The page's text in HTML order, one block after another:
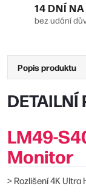
14 DNÍ
bez udání
Popis produktu
DETAILNÍ
LM49-
Monitor
> Rozlišení 4K Ultra